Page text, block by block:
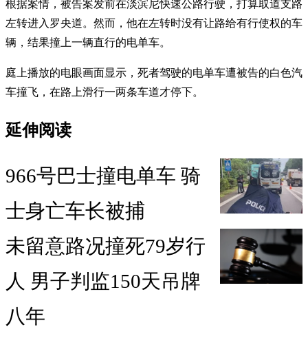
根据案情，被告案发前在淡滨尼快速公路行驶，打算取道支路
左转进入罗央道。然而，他在左转时没有让路给有行使权的车
辆，结果撞上一辆直行的电单车。
庭上播放的电眼画面显示，死者驾驶的电单车遭被告的白色汽
车撞飞，在路上滑行一两条车道才停下。
延伸阅读
966号巴士撞电单车 骑
士身亡车长被捕
未留意路况撞死79岁行
人 男子判监150天吊牌
八年